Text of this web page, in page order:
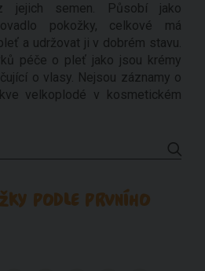
jejich semen. Působí jako
pokožky, celkové má
a udržovat ji v dobrém stavu.
péče o pleť jako jsou krémy
o vlasy. Nejsou záznamy o
velkoplodé v kosmetickém
PODLE PRVNÍHO